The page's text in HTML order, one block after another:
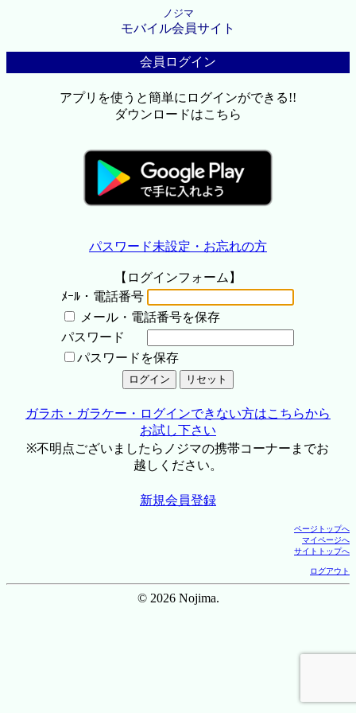
ノジマ
モバイル会員サイト
会員ログイン
アプリを使うと簡単にログインができる!!
ダウンロードはこちら
パスワード未設定・お忘れの方
【ログインフォーム】
ﾒｰﾙ・電話番号
メール・電話番号を保存
パスワード
パスワードを保存
ガラホ・ガラケー・ログインできない方はこちらから
お試し下さい
※不明点ございましたらノジマの携帯コーナーまでお
越しください。
新規会員登録
ページトップへ
マイページへ
サイトトップへ
ログアウト
© 2026 Nojima.